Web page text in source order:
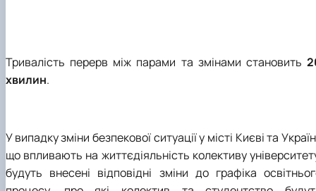
Тривалість перерв між парами та змінами становить
хвилин.
У випадку зміни безпекової ситуації у місті Києві та
що впливають на життєдіяльність колективу
будуть внесені відповідні зміни до графіка